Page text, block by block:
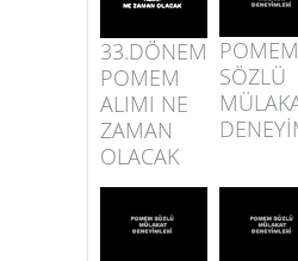
33.DÖNEM
POMEM
ALIMI NE
ZAMAN
OLACAK
POMEM
SÖZLÜ